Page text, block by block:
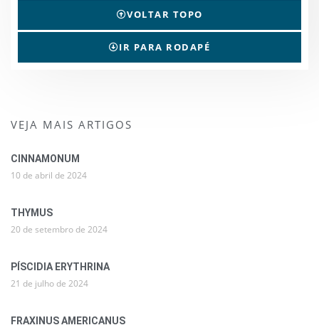
VOLTAR TOPO
IR PARA RODAPÉ
VEJA MAIS ARTIGOS
CINNAMONUM
10 de abril de 2024
THYMUS
20 de setembro de 2024
PÍSCIDIA ERYTHRINA
21 de julho de 2024
FRAXINUS AMERICANUS